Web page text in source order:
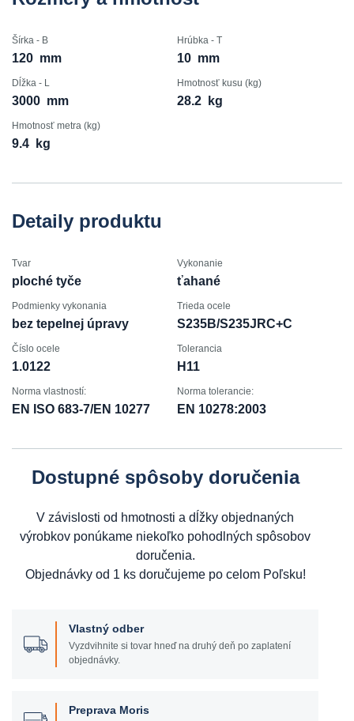
Šírka - B
120 mm
Hrúbka - T
10 mm
Dĺžka - L
3000 mm
Hmotnosť kusu (kg)
28.2 kg
Hmotnosť metra (kg)
9.4 kg
Detaily produktu
Tvar
ploché tyče
Vykonanie
ťahané
Podmienky vykonania
bez tepelnej úpravy
Trieda ocele
S235B/S235JRC+C
Číslo ocele
1.0122
Tolerancia
H11
Norma vlastností:
EN ISO 683-7/EN 10277
Norma tolerancie:
EN 10278:2003
Dostupné spôsoby doručenia
V závislosti od hmotnosti a dĺžky objednaných
výrobkov ponúkame niekoľko pohodlných spôsobov
doručenia.
Objednávky od 1 ks doručujeme po celom Poľsku!
Vlastný odber
Vyzdvihnite si tovar hneď na druhý deň po zaplatení
objednávky.
Preprava Moris